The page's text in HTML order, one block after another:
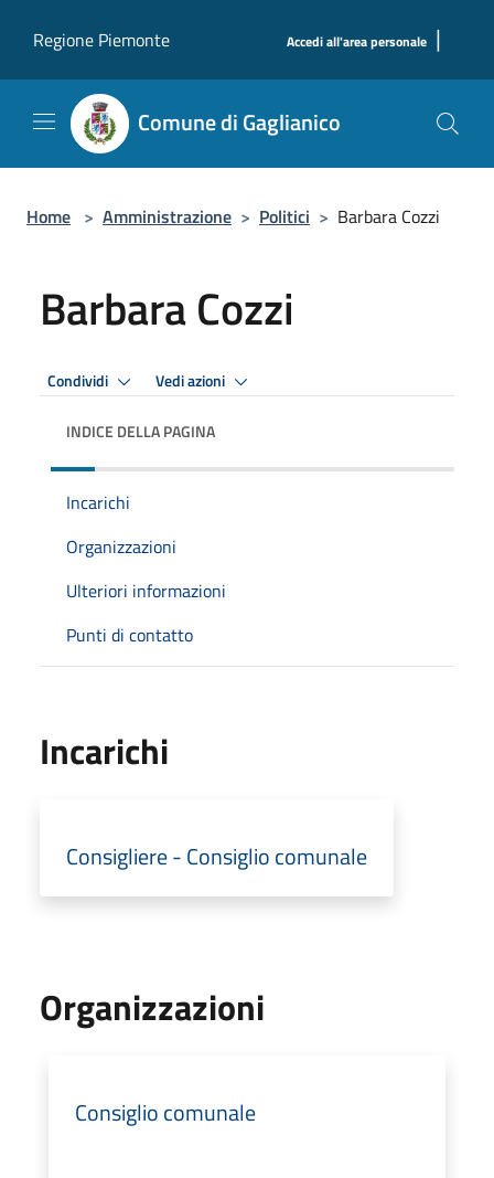
Regione Piemonte
Accedi all'area personale |
Comune di Gaglianico
Home > Amministrazione > Politici > Barbara Cozzi
Barbara Cozzi
Condividi Vedi azioni
INDICE DELLA PAGINA
Incarichi
Organizzazioni
Ulteriori informazioni
Punti di contatto
Incarichi
Consigliere - Consiglio comunale
Organizzazioni
Consiglio comunale